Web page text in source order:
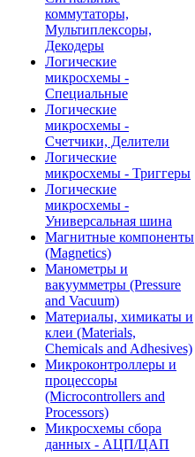
коммутаторы,
Мультиплексоры,
Декодеры
Логические
микросхемы -
Специальные
Логические
микросхемы -
Счетчики, Делители
Логические
микросхемы - Триггеры
Логические
микросхемы -
Универсальная шина
Магнитные компоненты
(Magnetics)
Манометры и
вакуумметры (Pressure
and Vacuum)
Материалы, химикаты и
клеи (Materials,
Chemicals and Adhesives)
Микроконтроллеры и
процессоры
(Microcontrollers and
Processors)
Микросхемы сбора
данных - АЦП/ЦАП